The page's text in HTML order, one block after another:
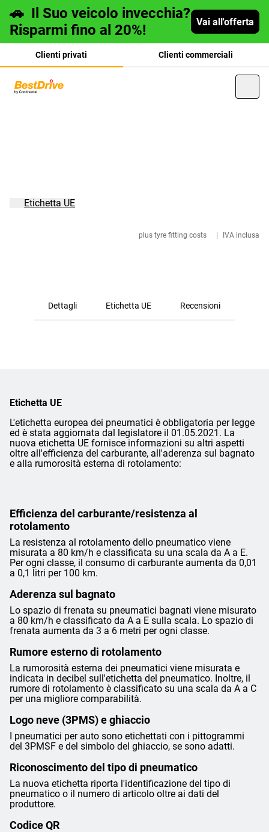
🚗 Il Suo veicolo invecchia?
Risparmi fino al 20%!
Vai all'offerta
Clienti privati Clienti commerciali
plus tyre fitting costs IVA inclusa
Etichetta UE
Dettagli Etichetta UE Recensioni
Etichetta UE
L'etichetta europea dei pneumatici è obbligatoria per legge
ed è stata aggiornata dal legislatore il 01.05.2021. La
nuova etichetta UE fornisce informazioni su altri aspetti
oltre all'efficienza del carburante, all'aderenza sul bagnato
e alla rumorosità esterna di rotolamento:
Efficienza del carburante/resistenza al
rotolamento
La resistenza al rotolamento dello pneumatico viene
misurata a 80 km/h e classificata su una scala da A a E.
Per ogni classe, il consumo di carburante aumenta da 0,01
a 0,1 litri per 100 km.
Aderenza sul bagnato
Lo spazio di frenata su pneumatici bagnati viene misurato
a 80 km/h e classificato da A a E sulla scala. Lo spazio di
frenata aumenta da 3 a 6 metri per ogni classe.
Rumore esterno di rotolamento
La rumorosità esterna dei pneumatici viene misurata e
indicata in decibel sull'etichetta del pneumatico. Inoltre, il
rumore di rotolamento è classificato su una scala da A a C
per una migliore comparabilità.
Logo neve (3PMS) e ghiaccio
I pneumatici per auto sono etichettati con i pittogrammi
del 3PMSF e del simbolo del ghiaccio, se sono adatti.
Riconoscimento del tipo di pneumatico
La nuova etichetta riporta l'identificazione del tipo di
pneumatico o il numero di articolo oltre ai dati del
produttore.
Codice QR